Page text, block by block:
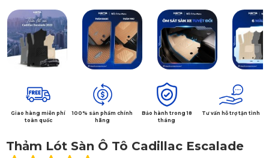
Giao hàng miễn phí
toàn quốc
100% sản phẩm chính
hãng
Bảo hành trong 18
tháng
Tư vấn hỗ trợ tận tình
Thảm Lót Sàn Ô Tô Cadillac Escalade